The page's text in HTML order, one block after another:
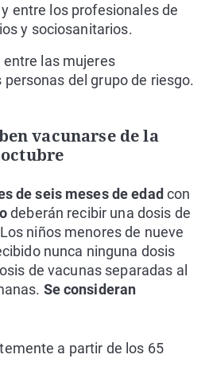
entre los profesionales de
y sociosanitarios.
entre las mujeres
del grupo de riesgo.
vacunarse de la
de seis meses de edad con
deberán recibir una dosis de
niños menores de nueve
nunca ninguna dosis
de vacunas separadas al
Se consideran
a partir de los 65